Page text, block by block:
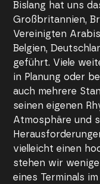
Bislang hat uns
Großbritannien,
Vereinigten
Belgien,
geführt. Viele
in Planung oder
auch mehrere
seinen eigenen
Atmosphäre und
vielleicht einen
stehen wir
eines Terminals